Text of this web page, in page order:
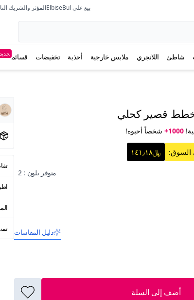
بيع على ElbiseBul المؤثر والشريك
شاطئ اللانجري ملابس خارجية أحذية تخفيضات قسائم جديد
قصير كحلي
1000+ شخصاً أحبوه!
السوق: ﷼١٤١٫١٨
متوفر بلون : 2
دليل المقاسات
أضف إلى السلة